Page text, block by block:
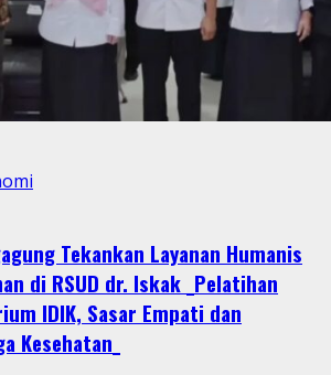
Tekankan Layanan Humanis
di RSUD dr. Iskak _Pelatihan
IDIK, Sasar Empati dan
Kesehatan_